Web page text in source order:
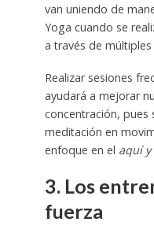
van uniendo de
Yoga cuando se
a través de
Realizar sesiones
ayudará a mejorar
concentración, pues
meditación en
enfoque en el aquí
3. Los
fuerza